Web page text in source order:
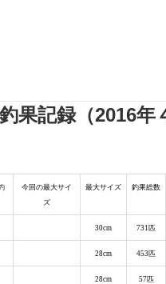
果記録（2016年
今回の最大サイ
ズ
最大サイズ 釣果総数
30cm 731匹
28cm 453匹
28cm 57匹